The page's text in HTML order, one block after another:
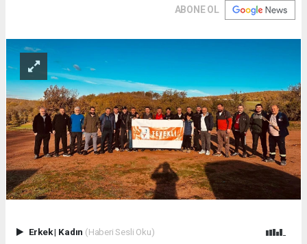
ABONE OL
Erkek| Kadın (Haberi Sesli Oku)